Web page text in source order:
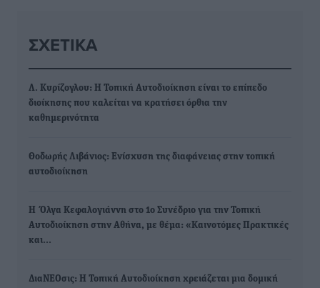
ΣΧΕΤΙΚΆ
Λ. Κυρίζογλου: Η Τοπική Αυτοδιοίκηση είναι το επίπεδο
διοίκησης που καλείται να κρατήσει όρθια την
καθημερινότητα
Θοδωρής Λιβάνιος: Ενίσχυση της διαφάνειας στην τοπική
αυτοδιοίκηση
Η Όλγα Κεφαλογιάννη στο 1ο Συνέδριο για την Τοπική
Αυτοδιοίκηση στην Αθήνα, με θέμα: «Καινοτόμες Πρακτικές
και…
ΔιαΝΕΟσις: Η Τοπική Αυτοδιοίκηση χρειάζεται μια δομική